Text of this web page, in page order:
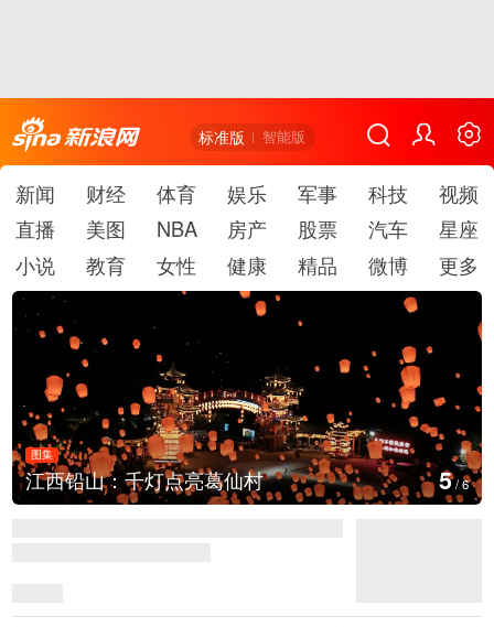
标准版 智能版
新闻 财经 体育 娱乐 军事 科技
视频
直播
美图 NBA 房产 股票 汽车
星座
小说
教育 女性 健康 精品 微博 更多
图集
江西铅山：千灯点亮葛仙村 5/6